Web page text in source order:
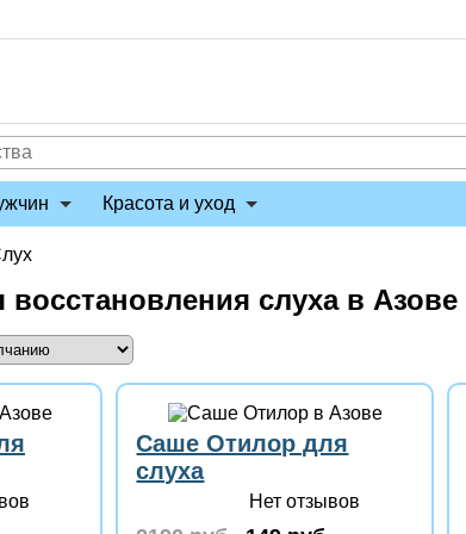
Красота и уход
слуха в Азове
Саше Отилор для
слуха
Нет отзывов